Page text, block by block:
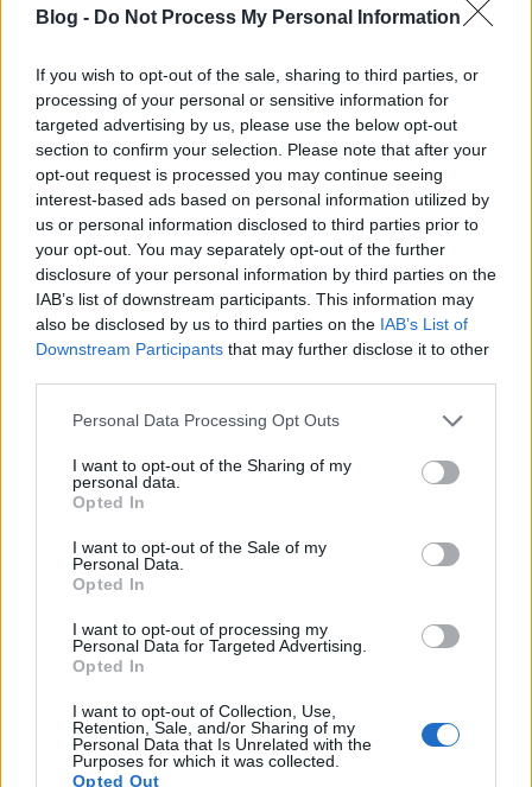
Blog - Do Not Process My Personal Information
If you wish to opt-out of the sale, sharing to third parties, or
processing of your personal or sensitive information for
targeted advertising by us, please use the below opt-out
section to confirm your selection. Please note that after your
opt-out request is processed you may continue seeing
interest-based ads based on personal information utilized by
us or personal information disclosed to third parties prior to
your opt-out. You may separately opt-out of the further
disclosure of your personal information by third parties on the
IAB’s list of downstream participants. This information may
also be disclosed by us to third parties on the IAB’s List of
Downstream Participants that may further disclose it to other
Please note that this website/app uses one or more Google
not limited to your visit or usage behaviour. You may click to
grant or deny consent to Google and its third-party tags to
use your data for below specified purposes in below Google
consent section.
Personal Data Processing Opt Outs
I want to opt-out of the Sharing of my
personal data.
Opted In
I want to opt-out of the Sale of my
Personal Data.
Opted In
I want to opt-out of processing my
Personal Data for Targeted Advertising.
Opted In
I want to opt-out of Collection, Use,
Retention, Sale, and/or Sharing of my
Personal Data that Is Unrelated with the
Purposes for which it was collected.
Opted Out
hónapja írtam utoljára, és sajnos még azt sem
mondhatom, hogy ez idő alatt 4 könyvet is
elolvastam. ...
Herman Koch - Nyaraló
úszómedencével
Makranczos•2017. április 16.
úgyhogy bíztam benne, hogy Koch újabb
megjelenésében sem fogok csalódni. Ha úgy
vesszük, hogy A ...